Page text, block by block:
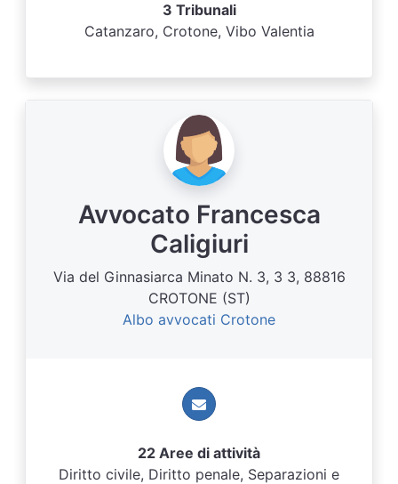
3 Tribunali
Catanzaro, Crotone, Vibo Valentia
Avvocato Francesca
Caligiuri
Via del Ginnasiarca Minato N. 3, 3 3, 88816
CROTONE (ST)
Albo avvocati Crotone
22 Aree di attività
Diritto civile, Diritto penale, Separazioni e